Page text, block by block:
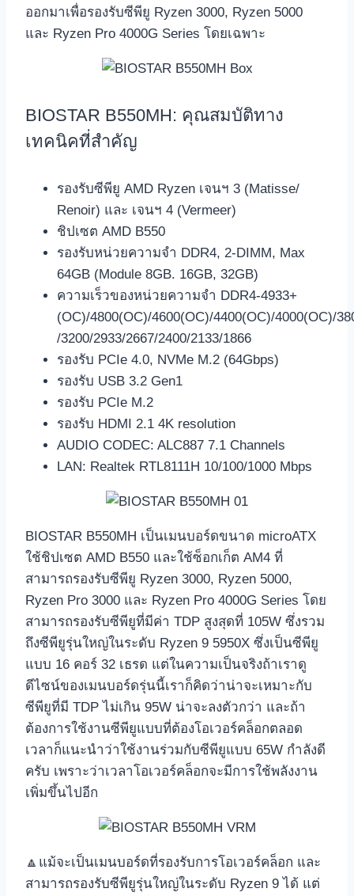
ออกมาเพื่อรองรับซีพียู Ryzen 3000, Ryzen 5000
และ Ryzen Pro 4000G Series โดยเฉพาะ
BIOSTAR B550MH: คุณสมบัติทาง
เทคนิคที่สำคัญ
รองรับซีพียู AMD Ryzen เจนฯ 3 (Matisse/
Renoir) และ เจนฯ 4 (Vermeer)
ชิปเซต AMD B550
รองรับหน่วยความจำ DDR4, 2-DIMM, Max
64GB (Module 8GB. 16GB, 32GB)
ความเร็วของหน่วยความจำ DDR4-4933+
(OC)/4800(OC)/4600(OC)/4400(OC)/4000(OC)/
/3200/2933/2667/2400/2133/1866
รองรับ PCIe 4.0, NVMe M.2 (64Gbps)
รองรับ USB 3.2 Gen1
รองรับ PCIe M.2
รองรับ HDMI 2.1 4K resolution
AUDIO CODEC: ALC887 7.1 Channels
LAN: Realtek RTL8111H 10/100/1000 Mbps
BIOSTAR B550MH เป็นเมนบอร์ดขนาด microATX
ใช้ชิปเซต AMD B550 และใช้ซ็อกเก็ต AM4 ที่
สามารถรองรับซีพียู Ryzen 3000, Ryzen 5000,
Ryzen Pro 3000 และ Ryzen Pro 4000G Series โดย
สามารถรองรับซีพียูที่มีค่า TDP สูงสุดที่ 105W ซึ่งรวม
ถึงซีพียูรุ่นใหญ่ในระดับ Ryzen 9 5950X ซึ่งเป็นซีพียู
แบบ 16 คอร์ 32 เธรด แต่ในความเป็นจริงถ้าเราดู
ดีไซน์ของเมนบอร์ดรุ่นนี้เราก็คิดว่าน่าจะเหมาะกับ
ซีพียูที่มี TDP ไม่เกิน 95W น่าจะลงตัวกว่า และถ้า
ต้องการใช้งานซีพียูแบบที่ต้องโอเวอร์คล็อกตลอด
เวลาก็แนะนำว่าใช้งานร่วมกับซีพียูแบบ 65W กำลังดี
ครับ เพราะว่าเวลาโอเวอร์คล็อกจะมีการใช้พลังงาน
เพิ่มขึ้นไปอีก
🔼แม้จะเป็นเมนบอร์ดที่รองรับการโอเวอร์คล็อก และ
สามารถรองรับซีพียูรุ่นใหญ่ในระดับ Ryzen 9 ได้ แต่